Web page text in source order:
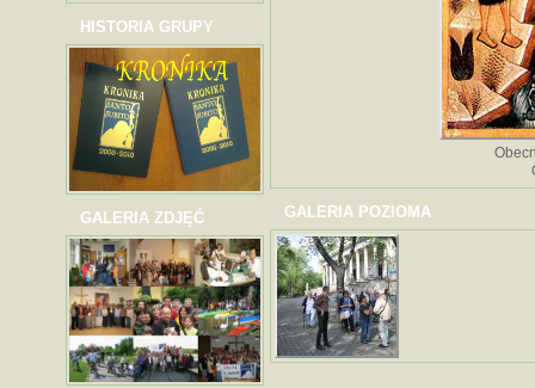
HISTORIA GRUPY
GALERIA ZDJĘĆ GALERIA POZIOMA